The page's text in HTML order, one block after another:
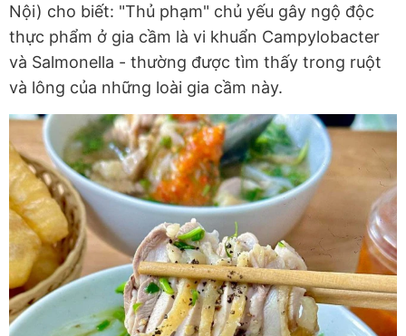
Nội) cho biết: "Thủ phạm" chủ yếu gây ngộ độc
thực phẩm ở gia cầm là vi khuẩn Campylobacter
và Salmonella - thường được tìm thấy trong ruột
và lông của những loài gia cầm này.